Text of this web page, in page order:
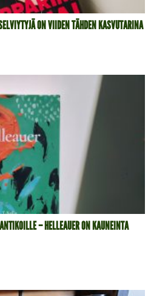
ON VIIDEN TÄHDEN KASVUTARINA
– HELLEAUER ON KAUNEINTA